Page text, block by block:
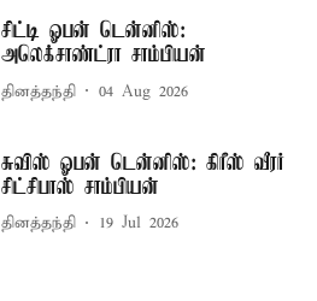
சிட்டி ஓபன் டென்னிஸ்:
அலெக்சாண்ட்ரா சாம்பியன்
தினத்தந்தி 04 Aug 2026
சுவிஸ் ஓபன் டென்னிஸ்: கிரீஸ் வீரர்
சிட்சிபாஸ் சாம்பியன்
தினத்தந்தி 19 Jul 2026